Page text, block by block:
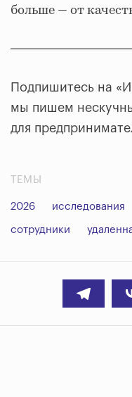
больше — от
Подпишитесь на
мы пишем
для
ТЕМЫ
2026 исследования
сотрудники